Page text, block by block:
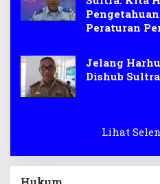
Peraturan
Jelang
Dishub Sultra
Lihat